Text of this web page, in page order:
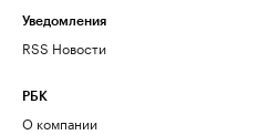
Уведомления
RSS Новости
РБК
О компании